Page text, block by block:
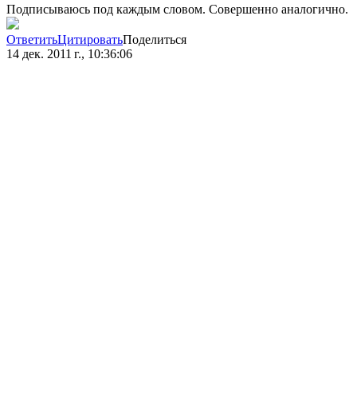
Подписываюсь под каждым словом. Совершенно аналогично.
ОтветитьЦитироватьПоделиться
14 дек. 2011 г., 10:36:06